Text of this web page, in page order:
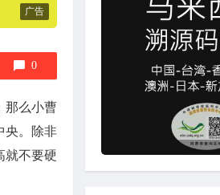
广告
0
那么小曹
央。除非
就不要硬